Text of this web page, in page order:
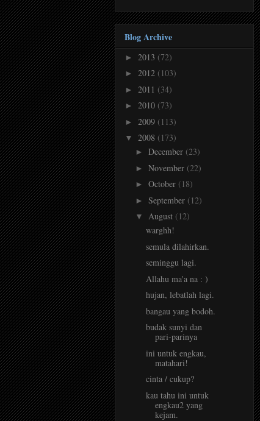
Blog Archive
► 2013 (72)
► 2012 (103)
► 2011 (34)
► 2010 (73)
► 2009 (113)
▼ 2008 (173)
► December (23)
► November (22)
► October (18)
► September (12)
▼ August (12)
warghh!
semula dilahirkan.
seminggu lagi.
Allahu ma'a na : )
hujan, lebatlah lagi.
bangau yang bodoh.
budak sunyi dan
pari-parinya
ini untuk engkau,
matahari!
cinta / cukup?
kau tahu ini untuk
engkau2 yang
kejam.